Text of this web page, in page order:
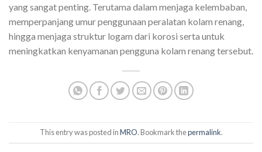
yang sangat penting. Terutama dalam menjaga kelembaban,
memperpanjang umur penggunaan peralatan kolam renang,
hingga menjaga struktur logam dari korosi serta untuk
meningkatkan kenyamanan pengguna kolam renang tersebut.
This entry was posted inMRO. Bookmark thepermalink.